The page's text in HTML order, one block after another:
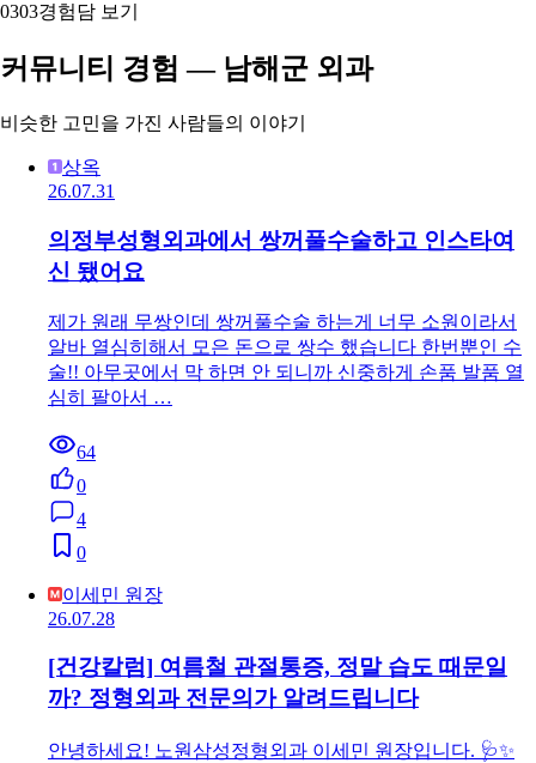
0303경험담 보기
커뮤니티 경험 — 남해군 외과
비슷한 고민을 가진 사람들의 이야기
상옥
26.07.31
의정부성형외과에서 쌍꺼풀수술하고 인스타여
신 됐어요
제가 원래 무쌍인데 쌍꺼풀수술 하는게 너무 소원이라서
알바 열심히해서 모은 돈으로 쌍수 했습니다 한번뿐인 수
술!! 아무곳에서 막 하면 안 되니까 신중하게 손품 발품 열
심히 팔아서 …
64
0
4
0
이세민 원장
26.07.28
[건강칼럼] 여름철 관절통증, 정말 습도 때문일
까? 정형외과 전문의가 알려드립니다
안녕하세요! 노원삼성정형외과 이세민 원장입니다. 🩺✨